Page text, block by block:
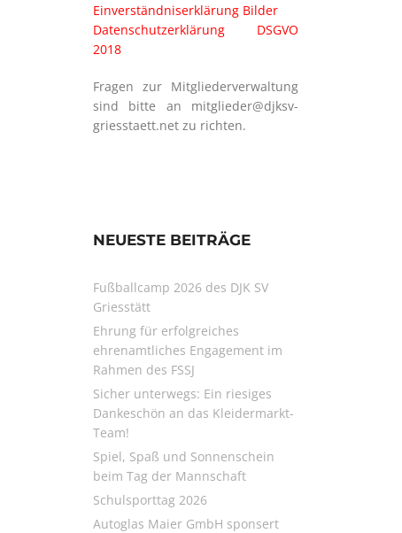
Einverständniserklärung Bilder
Datenschutzerklärung DSGVO
2018
Fragen zur Mitgliederverwaltung
sind bitte an mitglieder@djksv-
griesstaett.net zu richten.
NEUESTE BEITRÄGE
Fußballcamp 2026 des DJK SV
Griesstätt
Ehrung für erfolgreiches
ehrenamtliches Engagement im
Rahmen des FSSJ
Sicher unterwegs: Ein riesiges
Dankeschön an das Kleidermarkt-
Team!
Spiel, Spaß und Sonnenschein
beim Tag der Mannschaft
Schulsporttag 2026
Autoglas Maier GmbH sponsert